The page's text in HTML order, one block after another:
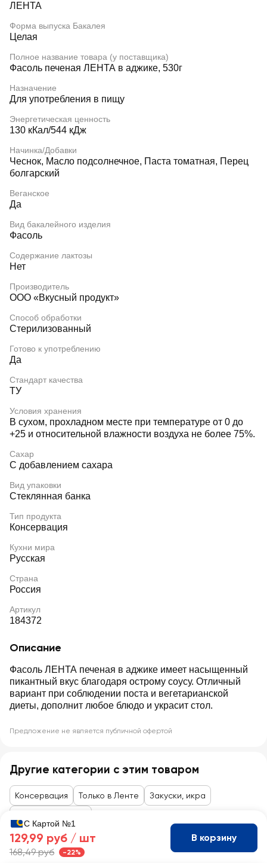
ЛЕНТА
Форма выпуска Бакалея
Целая
Полное название товара (у поставщика)
Фасоль печеная ЛЕНТА в аджике, 530г
Назначение
Для употребления в пищу
Энергетическая ценность
130 кКал/544 кДж
Начинка/Добавки
Чеснок, Масло подсолнечное, Паста томатная, Перец
болгарский
Веганское
Да
Вид бакалейного изделия
Фасоль
Содержание лактозы
Нет
Производитель
ООО «Вкусный продукт»
Способ обработки
Стерилизованный
Готово к употреблению
Да
Стандарт качества
ТУ
Условия хранения
В сухом, прохладном месте при температуре от 0 до
+25 и относительной влажности воздуха не более 75%.
Сахар
С добавлением сахара
Вид упаковки
Стеклянная банка
Тип продукта
Консервация
Кухни мира
Русская
Страна
Россия
Артикул
184372
Описание
Фасоль ЛЕНТА печеная в аджике имеет насыщенный
пикантный вкус благодаря острому соусу. Отличный
вариант при соблюдении поста и вегетарианской
диеты, дополнит любое блюдо и украсит стол.
Предложение не является публичной офертой
Другие категории с этим товаром
Консервация Только в Ленте Закуски, икра
С Картой №1
129,99 руб / шт
168,49 руб -22%
В корзину